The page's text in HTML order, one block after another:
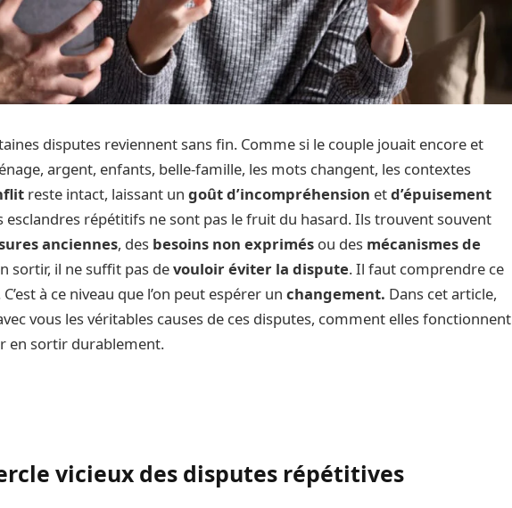
disputes reviennent sans fin. Comme si le couple jouait encore et
argent, enfants, belle-famille, les mots changent, les contextes
reste intact, laissant un goût d’incompréhension etd’épuisement
esclandres répétitifs ne sont pas le fruit du hasard. Ils trouvent souvent
anciennes, des besoins non exprimés ou des mécanismes de
sortir, il ne suffit pas devouloir éviter la dispute. Il faut comprendre ce
à ce niveau que l’on peut espérer un changement. Dans cet article,
vous les véritables causes de ces disputes, comment elles fonctionnent
en sortir durablement.
vicieux des disputes répétitives